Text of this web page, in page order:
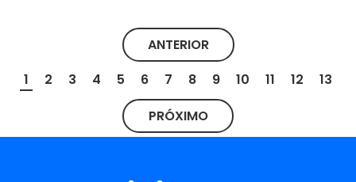
ANTERIOR
1
2 3 4 5 6 7 8 9 10 11 12
13
PRÓXIMO